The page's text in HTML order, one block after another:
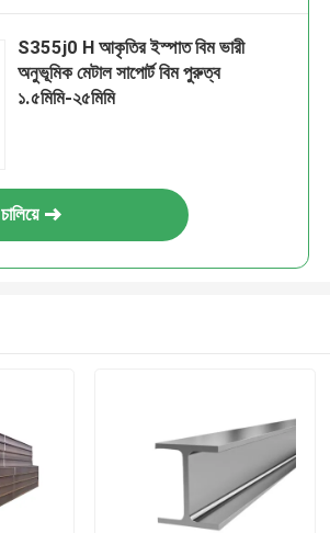
S355j0 H আকৃতির ইস্পাত বিম ভারী
অনুভূমিক মেটাল সাপোর্ট বিম পুরুত্ব
১.৫মিমি-২৫মিমি
চালিয়ে